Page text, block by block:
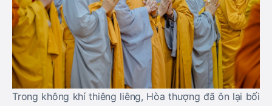
Trong không khí thiêng liêng, Hòa thượng đã ôn lại bối